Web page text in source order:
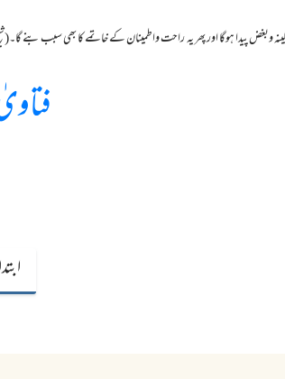
پیدا ہوگا اور پھر یہ راحت واطمینان کے خاتمے کا بھی سبب بنے